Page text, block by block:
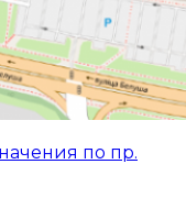
по пр.